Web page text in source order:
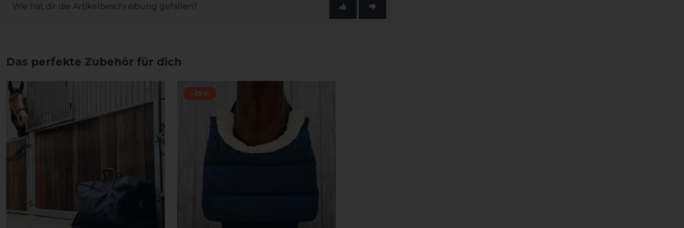
Wie hat dir die Artikelbeschreibung gefallen?
Das perfekte Zubehör für dich
-25%